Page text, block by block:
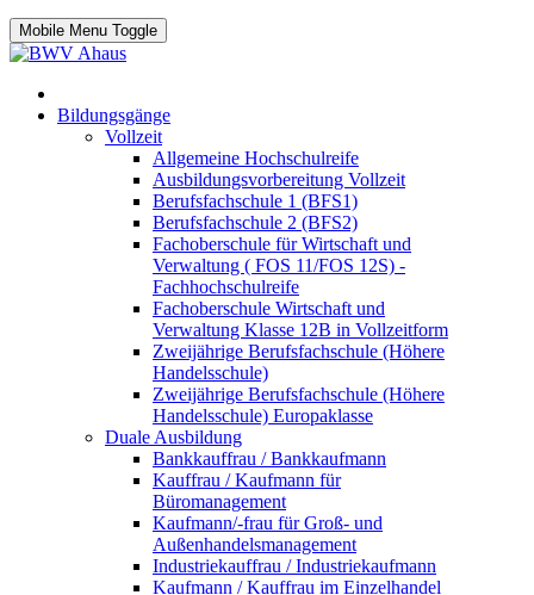
Mobile Menu Toggle
Bildungsgänge
Vollzeit
Allgemeine Hochschulreife
Ausbildungsvorbereitung Vollzeit
Berufsfachschule 1 (BFS1)
Berufsfachschule 2 (BFS2)
Fachoberschule für Wirtschaft und
Verwaltung ( FOS 11/FOS 12S) -
Fachhochschulreife
Fachoberschule Wirtschaft und
Verwaltung Klasse 12B in Vollzeitform
Zweijährige Berufsfachschule (Höhere
Handelsschule)
Zweijährige Berufsfachschule (Höhere
Handelsschule) Europaklasse
Duale Ausbildung
Bankkauffrau / Bankkaufmann
Kauffrau / Kaufmann für
Büromanagement
Kaufmann/-frau für Groß- und
Außenhandelsmanagement
Industriekauffrau / Industriekaufmann
Kaufmann / Kauffrau im Einzelhandel